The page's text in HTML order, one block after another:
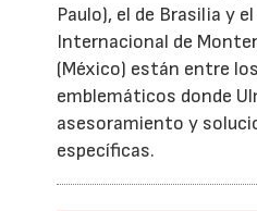
Paulo), el de Brasilia y
Internacional de
(México) están entre
emblemáticos donde
asesoramiento y
específicas.